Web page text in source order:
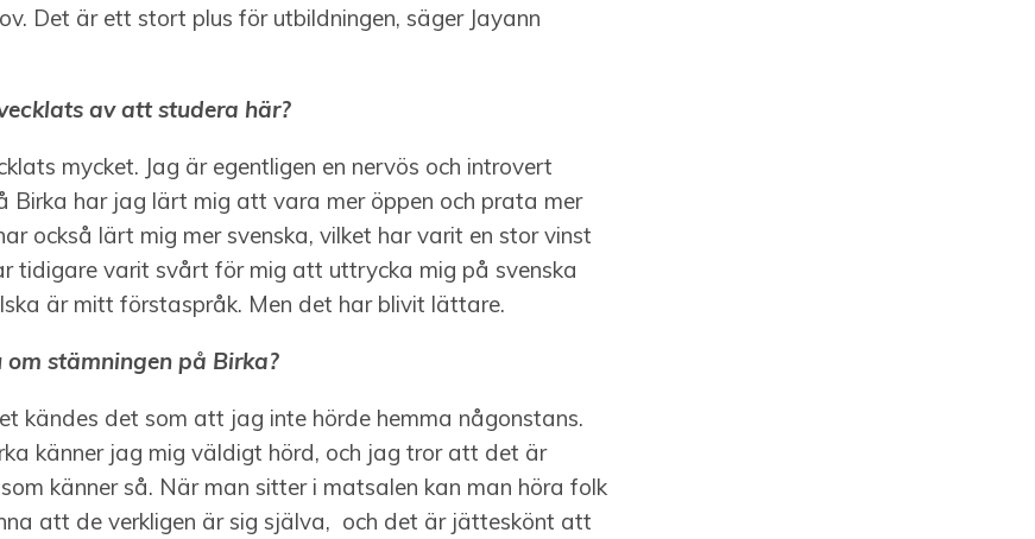
Det är ett stort plus för utbildningen, säger Jayann
av att studera här?
mycket. Jag är egentligen en nervös och introvert
Birka har jag lärt mig att vara mer öppen och prata mer
också lärt mig mer svenska, vilket har varit en stor vinst
tidigare varit svårt för mig att uttrycka mig på svenska
är mitt förstaspråk. Men det har blivit lättare.
stämningen på Birka?
kändes det som att jag inte hörde hemma någonstans.
känner jag mig väldigt hörd, och jag tror att det är
känner så. När man sitter i matsalen kan man höra folk
att de verkligen är sig själva, och det är jätteskönt att